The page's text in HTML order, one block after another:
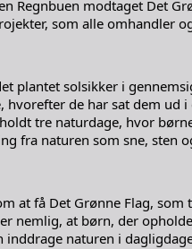
Regnbuen modtaget Det
som alle omhandler
plantet solsikker i
de har sat dem ud
tre naturdage, hvor
fra naturen som sne, sten
at få Det Grønne Flag,
nemlig, at børn, der
inddrage naturen i